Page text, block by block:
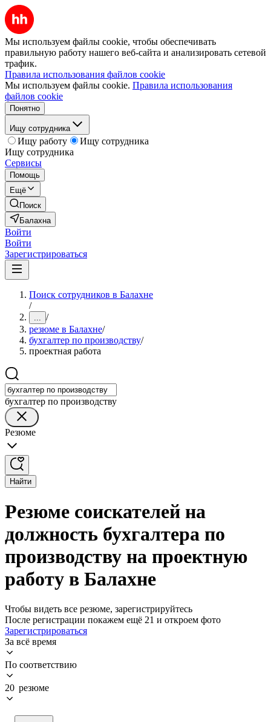
Мы используем файлы cookie, чтобы обеспечивать
правильную работу нашего веб-сайта и анализировать сетевой
трафик.
Правила использования файлов cookie
Мы используем файлы cookie. Правила использования
файлов cookie
Понятно
Ищу сотрудника
Ищу работу
Ищу сотрудника
Ищу сотрудника
Сервисы
Помощь
Ещё
Поиск
Балахна
Войти
Войти
Зарегистрироваться
Поиск сотрудников в Балахне
/
... /
резюме в Балахне/
бухгалтер по производству/
проектная работа
бухгалтер по производству
Резюме
Найти
Резюме соискателей на
должность бухгалтера по
производству на проектную
работу в Балахне
Чтобы видеть все резюме, зарегистрируйтесь
После регистрации покажем ещё 21 и откроем фото
Зарегистрироваться
За всё время
По соответствию
20 резюме